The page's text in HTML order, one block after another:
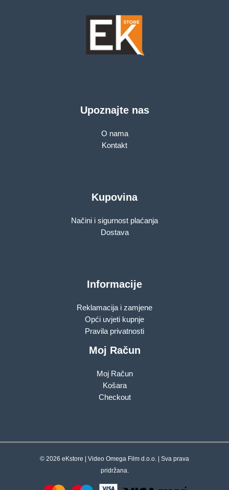
Upoznajte nas
O nama
Kontakt
Kupovina
Načini i sigurnost plaćanja
Dostava
Informacije
Reklamacija i zamjene
Opći uvjeti kupnje
Pravila privatnosti
Moj Račun
Moj Račun
Košara
Checkout
© 2026 eKstore | Video Omega Film d.o.o. | Sva prava
pridržana.